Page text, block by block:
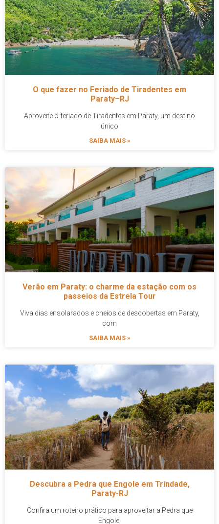
O que fazer no Feriado de Tiradentes em
Paraty–RJ
Aproveite o feriado de Tiradentes em Paraty, um destino
único
SAIBA MAIS »
Verão em Paraty: o charme da estação com os
passeios da Estrela Tour
Viva dias ensolarados e cheios de descobertas em Paraty,
com
SAIBA MAIS »
Descubra a Pedra que Engole em Trindade,
Paraty-RJ
Confira um roteiro prático para aproveitar a Pedra que
Engole,